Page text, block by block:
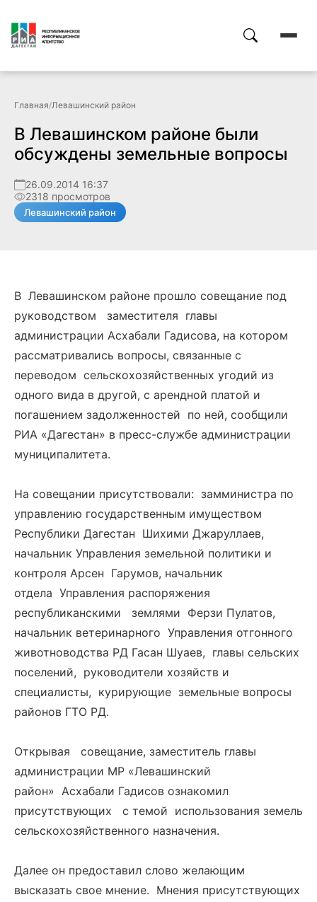
Главная/Левашинский район
В Левашинском районе были
обсуждены земельные вопросы
26.09.2014 16:37
2318 просмотров
Левашинский район
В Левашинском районе прошло совещание под
руководством заместителя главы
администрации Асхабали Гадисова, на котором
рассматривались вопросы, связанные с
переводом сельскохозяйственных угодий из
одного вида в другой, с арендной платой и
погашением задолженностей по ней, сообщили
РИА «Дагестан» в пресс-службе администрации
муниципалитета.
На совещании присутствовали: замминистра по
управлению государственным имуществом
Республики Дагестан Шихими Джаруллаев,
начальник Управления земельной политики и
контроля Арсен Гарумов, начальник
отдела Управления распоряжения
республиканскими землями Ферзи Пулатов,
начальник ветеринарного Управления отгонного
животноводства РД Гасан Шуаев, главы сельских
поселений, руководители хозяйств и
специалисты, курирующие земельные вопросы
районов ГТО РД.
Открывая совещание, заместитель главы
администрации МР «Левашинский
район» Асхабали Гадисов ознакомил
присутствующих с темой использования земель
сельскохозяйственного назначения.
Далее он предоставил слово желающим
высказать свое мнение. Мнения присутствующих